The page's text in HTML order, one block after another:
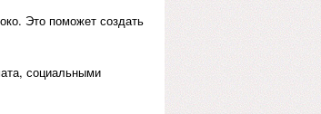
Это поможет создать
социальными